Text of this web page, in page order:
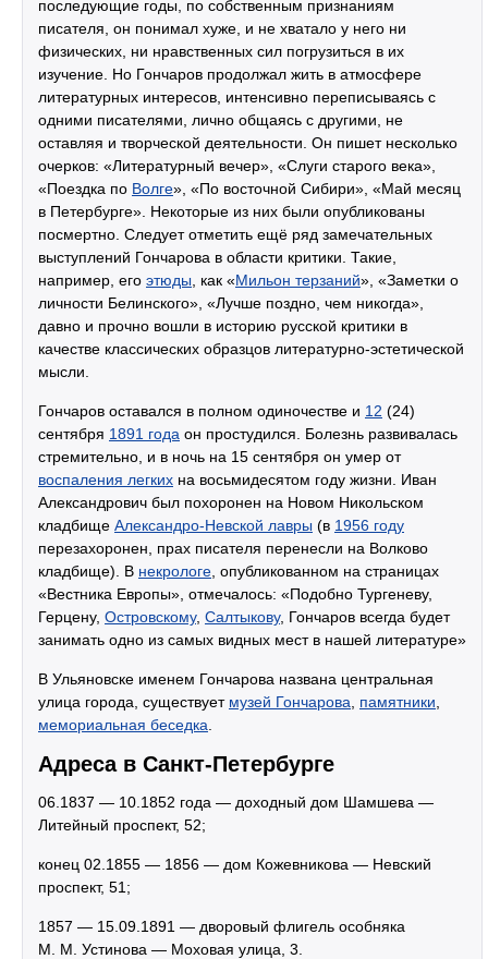
последующие годы, по собственным признаниям
писателя, он понимал хуже, и не хватало у него ни
физических, ни нравственных сил погрузиться в их
изучение. Но Гончаров продолжал жить в атмосфере
литературных интересов, интенсивно переписываясь с
одними писателями, лично общаясь с другими, не
оставляя и творческой деятельности. Он пишет несколько
очерков: «Литературный вечер», «Слуги старого века»,
«Поездка по Волге», «По восточной Сибири», «Май месяц
в Петербурге». Некоторые из них были опубликованы
посмертно. Следует отметить ещё ряд замечательных
выступлений Гончарова в области критики. Такие,
например, его этюды , как «Мильон терзаний», «Заметки о
личности Белинского», «Лучше поздно, чем никогда»,
давно и прочно вошли в историю русской критики в
качестве классических образцов литературно-эстетической
мысли.
Гончаров оставался в полном одиночестве и 12 (24)
сентября 1891 года он простудился. Болезнь развивалась
стремительно, и в ночь на 15 сентября он умер от
воспаления легких на восьмидесятом году жизни. Иван
Александрович был похоронен на Новом Никольском
кладбище Александро-Невской лавры (в 1956 году
перезахоронен, прах писателя перенесли на Волково
кладбище). В некрологе , опубликованном на страницах
«Вестника Европы», отмечалось: «Подобно Тургеневу,
Герцену, Островскому, Салтыкову, Гончаров всегда будет
занимать одно из самых видных мест в нашей литературе»
В Ульяновске именем Гончарова названа центральная
улица города, существует музей Гончарова памятники
мемориальная беседка
Адреса в Санкт-Петербурге
06.1837 — 10.1852 года — доходный дом Шамшева —
Литейный проспект, 52;
конец 02.1855 — 1856 — дом Кожевникова — Невский
проспект, 51;
1857 — 15.09.1891 — дворовый флигель особняка
М. М. Устинова — Моховая улица, 3.